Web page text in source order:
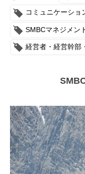
連載・コラム
イベント・セミナー
InfoLoungeとは
利用規約
プライバシーポリシー
コミュニケーショ
SMBCマネジメン
経営者・経営幹部